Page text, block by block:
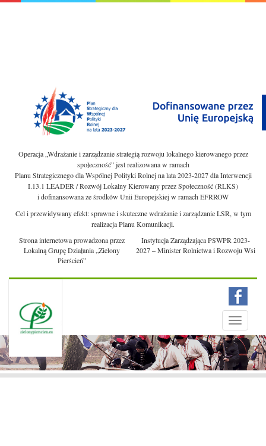
Operacja „Wdrażanie i zarządzanie strategią rozwoju lokalnego kierowanego przez
społeczność” jest realizowana w ramach
Planu Strategicznego dla Wspólnej Polityki Rolnej na lata 2023-2027 dla Interwencji
I.13.1 LEADER / Rozwój Lokalny Kierowany przez Społeczność (RLKS)
i dofinansowana ze środków Unii Europejskiej w ramach EFRROW
Cel i przewidywany efekt: sprawne i skuteczne wdrażanie i zarządzanie LSR, w tym
realizacja Planu Komunikacji.
Strona internetowa prowadzona przez
Lokalną Grupę Działania „Zielony
Pierścień”
Instytucja Zarządzająca PSWPR 2023-
2027 – Minister Rolnictwa i Rozwoju Wsi
Toggle
Menu